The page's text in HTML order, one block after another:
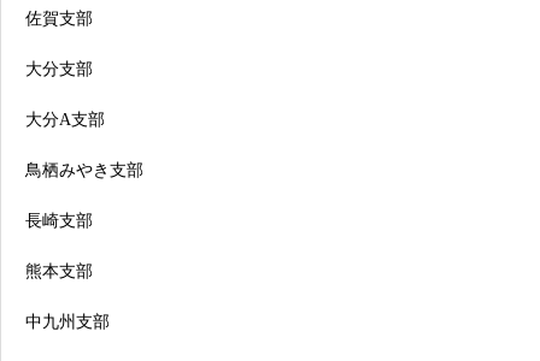
佐賀支部
大分支部
大分A支部
鳥栖みやき支部
長崎支部
熊本支部
中九州支部